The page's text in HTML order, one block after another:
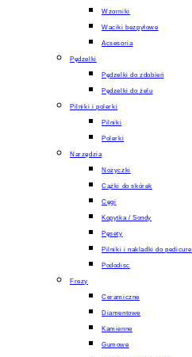
Wzorniki
Waciki bezpyłowe
Acsesoria
Pędzelki
Pędzelki do zdobień
Pędzelki do żelu
Pilniki i polerki
Pilniki
Polerki
Narzędzia
Nożyczki
Cążki do skórek
Cęgi
Kopytka / Sondy
Pęsety
Pilniki i nakladki do pedicure
Pododisc
Frezy
Ceramiczne
Diamentowe
Kamienne
Gumowe